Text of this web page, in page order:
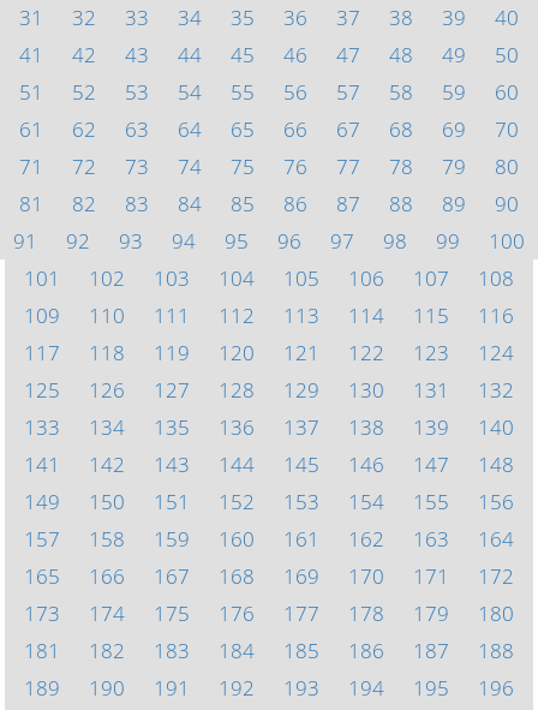
31
32 33 34 35 36 37 38 39
40
41
42 43 44 45 46 47 48 49
50
51
52 53 54 55 56 57 58 59
60
61
62 63 64 65 66 67 68 69
70
71
72 73 74 75 76 77 78 79
80
81
82 83 84 85 86 87 88 89
90
91
92 93 94 95 96 97 98 99
100
101
102 103 104 105 106 107
108
109
110 111 112 113 114 115
116
117
118 119 120 121 122 123
124
125
126 127 128 129 130 131
132
133
134 135 136 137 138 139
140
141
142 143 144 145 146 147
148
149
150 151 152 153 154 155
156
157
158 159 160 161 162 163
164
165
166 167 168 169 170 171
172
173
174 175 176 177 178 179
180
181
182 183 184 185 186 187
188
189
190 191 192 193 194 195
196